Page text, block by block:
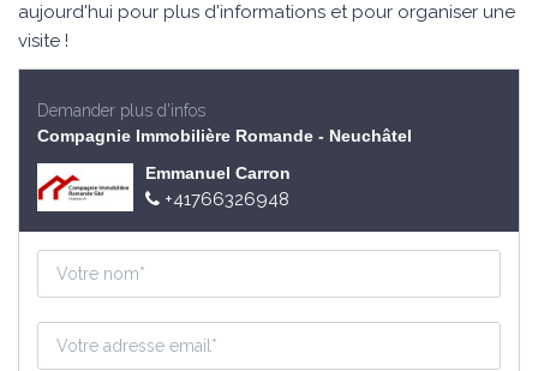
aujourd'hui pour plus d'informations et pour organiser une
visite !
Demander plus d'infos
Compagnie Immobilière Romande - Neuchâtel
Emmanuel Carron
+41766326948